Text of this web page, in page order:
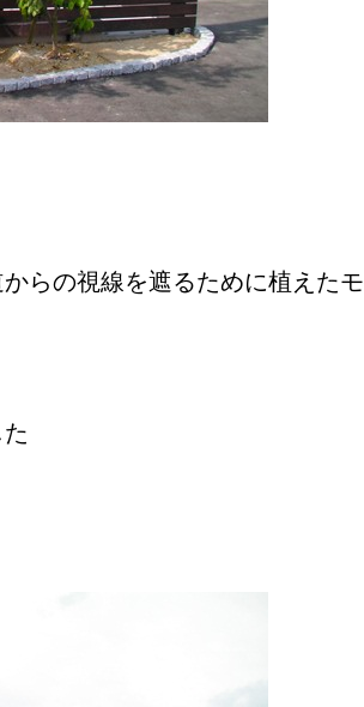
らの視線を遮るために植えたモ